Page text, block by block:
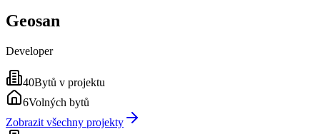
Geosan
Developer
40Bytů v projektu
6Volných bytů
Zobrazit všechny projekty